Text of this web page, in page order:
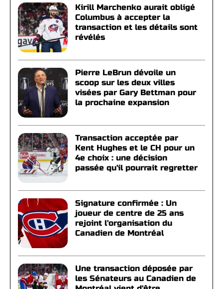
Kirill Marchenko aurait obligé
Columbus à accepter la
transaction et les détails sont
révélés
Pierre LeBrun dévoile un
scoop sur les deux villes
visées par Gary Bettman pour
la prochaine expansion
Transaction acceptée par
Kent Hughes et le CH pour un
4e choix : une décision
passée qu'il pourrait regretter
Signature confirmée : Un
joueur de centre de 25 ans
rejoint l'organisation du
Canadien de Montréal
Une transaction déposée par
les Sénateurs au Canadien de